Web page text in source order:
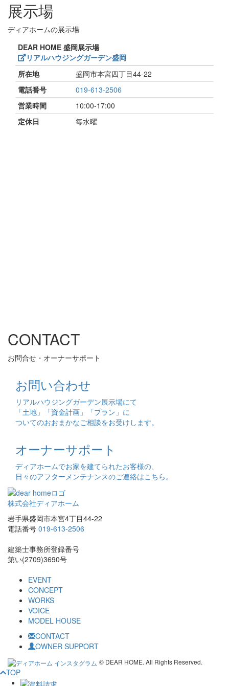
展示場
ディアホームの展示場
DEAR HOME 盛岡展示場
リアルハウジングガーデン盛岡
所在地
盛岡市本宮四丁目44-22
電話番号
019-613-2506
営業時間
10:00-17:00
定休日
毎水曜
CONTACT
お問合せ・オーナーサポート
お問い合わせ
リアルハウジングガーデン展示場にて
「土地」「資金計画」「プラン」に
ついてのおおまかなご相談をお受けします。
オーナーサポート
ディアホームでお家を建てられたお客様の、
日々のアフターメンテナンスのご連絡はこちら。
株式会社ディアホーム
岩手県盛岡市本宮4丁目44-22
電話番号 019-613-2506
建築士事務所登録番号
第い(2709)3690号
EVENT
CONCEPT
WORKS
VOICE
MODEL HOUSE
CONTACT
OWNER SUPPORT
© DEAR HOME. All Rights Reserved.
TOP